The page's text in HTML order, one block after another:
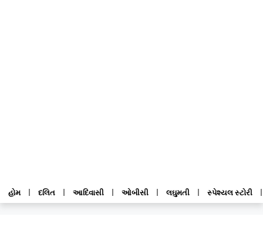
હોમ દલિત આદિવાસી ઓબીસી લઘુમતી સ્પેશ્યલ સ્ટોરી